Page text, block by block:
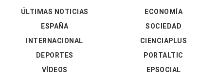
ÚLTIMAS NOTICIAS
ESPAÑA
INTERNACIONAL
DEPORTES
VÍDEOS
ECONOMÍA
SOCIEDAD
CIENCIAPLUS
PORTALTIC
EPSOCIAL